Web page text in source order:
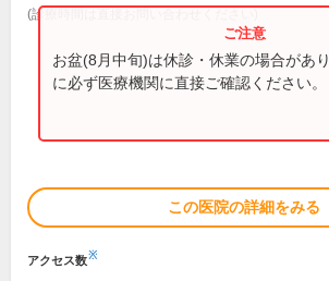
(診療時間は直接お問い合わせください)
お盆(8月中旬)は休診・休業の場合があ
に必ず医療機関に直接ご確認ください。
この医院の詳細をみる
アクセス数※